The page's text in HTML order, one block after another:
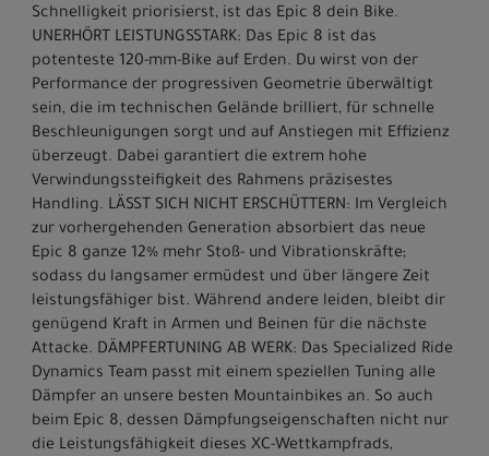
Schnelligkeit priorisierst, ist das Epic 8 dein Bike.
UNERHÖRT LEISTUNGSSTARK: Das Epic 8 ist das
potenteste 120-mm-Bike auf Erden. Du wirst von der
Performance der progressiven Geometrie überwältigt
sein, die im technischen Gelände brilliert, für schnelle
Beschleunigungen sorgt und auf Anstiegen mit Effizienz
überzeugt. Dabei garantiert die extrem hohe
Verwindungssteifigkeit des Rahmens präzisestes
Handling. LÄSST SICH NICHT ERSCHÜTTERN: Im Vergleich
zur vorhergehenden Generation absorbiert das neue
Epic 8 ganze 12% mehr Stoß- und Vibrationskräfte;
sodass du langsamer ermüdest und über längere Zeit
leistungsfähiger bist. Während andere leiden, bleibt dir
genügend Kraft in Armen und Beinen für die nächste
Attacke. DÄMPFERTUNING AB WERK: Das Specialized Ride
Dynamics Team passt mit einem speziellen Tuning alle
Dämpfer an unsere besten Mountainbikes an. So auch
beim Epic 8, dessen Dämpfungseigenschaften nicht nur
die Leistungsfähigkeit dieses XC-Wettkampfrads,